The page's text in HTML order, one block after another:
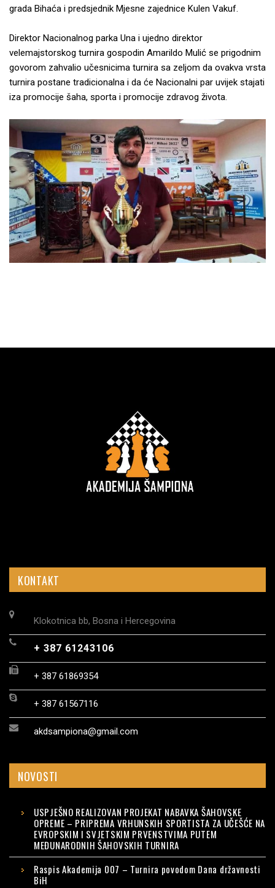
grada Bihaća i predsjednik Mjesne zajednice Kulen Vakuf.
Direktor Nacionalnog parka Una i ujedno direktor
velemajstorskog turnira gospodin Amarildo Mulić se prigodnim
govorom zahvalio učesnicima turnira sa zeljom da ovakva vrsta
turnira postane tradicionalna i da će Nacionalni par uvijek stajati
iza promocije šaha, sporta i promocije zdravog života.
KONTAKT
Klokotnica bb, Bosna i Hercegovina
+ 387 61243106
+ 387 61869354
+ 387 61567116
akdsampiona@gmail.com
NOVOSTI
USPJEŠNO REALIZOVAN PROJEKAT NABAVKA ŠAHOVSKE
OPREME – PRIPREMA VRHUNSKIH SPORTISTA ZA UČEŠĆE NA
EVROPSKIM I SVJETSKIM PRVENSTVIMA PUTEM
MEĐUNARODNIH ŠAHOVSKIH TURNIRA
Raspis Akademija 007 – Turnira povodom Dana državnosti
BiH